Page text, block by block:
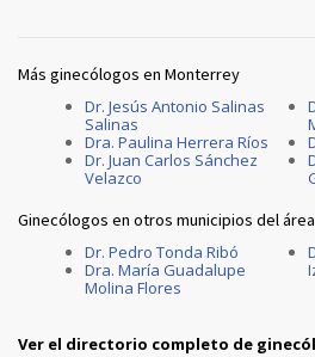
Más ginecólogos en Monterrey
Dr. Jesús Antonio Salinas
Salinas
Dra. Paulina Herrera Ríos
Dr. Juan Carlos Sánchez
Velazco
Ginecólogos en otros municipios del
Dr. Pedro Tonda Ribó
Dra. María Guadalupe
Molina Flores
Ver el directorio completo de